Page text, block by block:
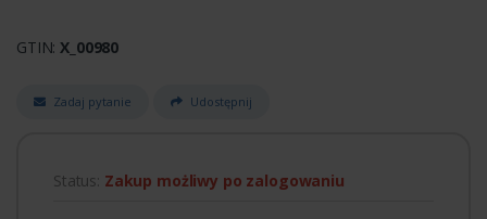
GTIN:X_00980
Zadaj pytanie Udostępnij
Status: Zakup możliwy po zalogowaniu